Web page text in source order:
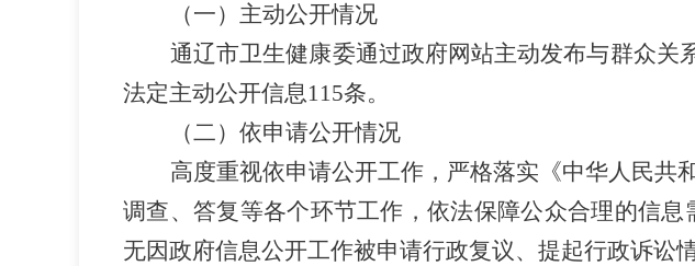
（一）主动公开情况
通辽市卫生健康委通过政府网站主动发布与群众关
法定主动公开信息115条。
（二）依申请公开情况
高度重视依申请公开工作，严格落实《中华人民共
调查、答复等各个环节工作，依法保障公众合理的信息
无因政府信息公开工作被申请行政复议、提起行政诉讼情